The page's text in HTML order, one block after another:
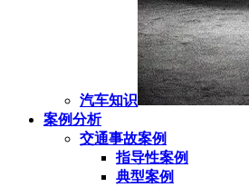
汽车知识
案例分析
交通事故案例
指导性案例
典型案例